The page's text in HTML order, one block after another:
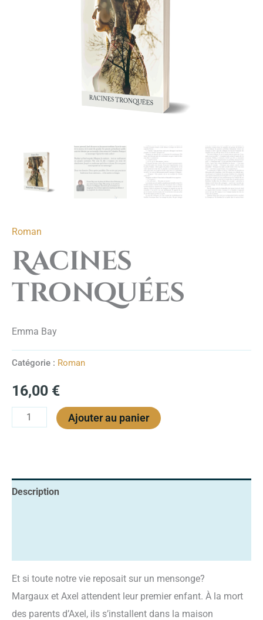
Roman
Racines
tronquées
Emma Bay
Catégorie : Roman
16,00 €
Ajouter au panier
Description
Et si toute notre vie reposait sur un mensonge?
Margaux et Axel attendent leur premier enfant. À la mort
des parents d’Axel, ils s’installent dans la maison